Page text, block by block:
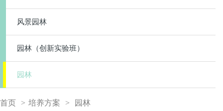
风景园林
园林（创新实验班）
园林
首页 > 培养方案 > 园林